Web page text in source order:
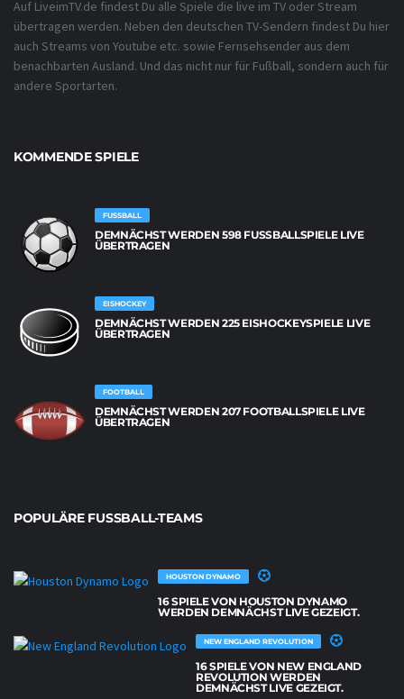
Auf LiveimTV.de findest Du alle Spiele die live im TV oder Stream
übertragen werden. Neben den deutschen TV-Sendern findest Du hier
auch Streams von Youtube etc. sowie Fernsehsender aus dem
benachbarten Ausland. Und das nicht nur für Fußball, sondern auch für
andere Sportarten.
KOMMENDE SPIELE
FUSSBALL
DEMNÄCHST WERDEN 598 FUSSBALLSPIELE LIVE Ü
BERTRAGEN
EISHOCKEY
DEMNÄCHST WERDEN 225 EISHOCKEYSPIELE LIVE
ÜBERTRAGEN
FOOTBALL
DEMNÄCHST WERDEN 207 FOOTBALLSPIELE LIVE
ÜBERTRAGEN
POPULÄRE FUSSBALL-TEAMS
HOUSTON DYNAMO
16 SPIELE VON HOUSTON DYNAMO
WERDEN DEMNÄCHST LIVE GEZEIGT.
NEW ENGLAND REVOLUTION
16 SPIELE VON NEW ENGLAND
REVOLUTION WERDEN
DEMNÄCHST LIVE GEZEIGT.